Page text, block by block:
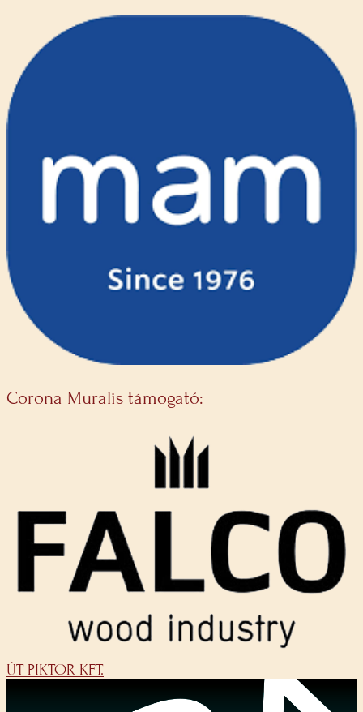
Corona Muralis támogató:
ÚT-PIKTOR KFT.